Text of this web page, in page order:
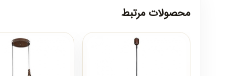
محصولات مرتبط